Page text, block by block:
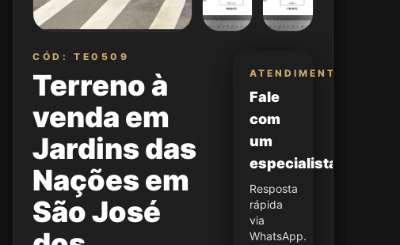
CÓD: TE0509
Terreno à
venda em
Jardins das
Nações em
São José
ATENDIMENTO
Fale
com
um
especialista
Resposta
rápida
via
WhatsApp.